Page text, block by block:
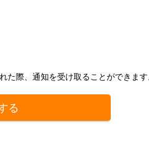
た際、通知を受け取ることができます
る